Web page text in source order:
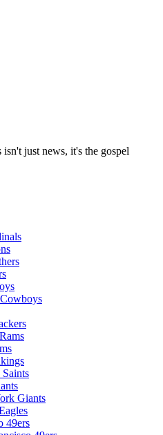
isn't just news, it's the gospel
Giants
49ers